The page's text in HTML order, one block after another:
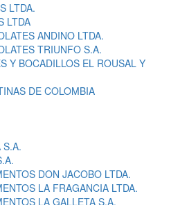
LTDA.
LTDA
ANDINO LTDA.
TRIUNFO S.A.
Y BOCADILLOS EL ROUSAL Y
DE COLOMBIA
S.A.
DON JACOBO LTDA.
LA FRAGANCIA LTDA.
LA GALLETA S.A.